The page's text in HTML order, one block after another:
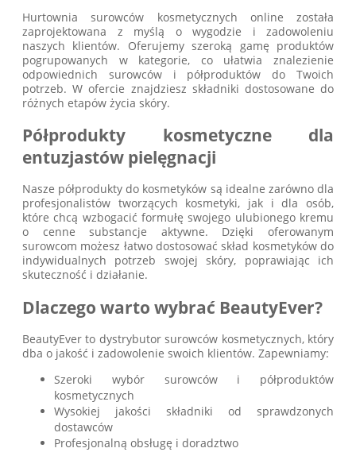
Hurtownia surowców kosmetycznych online została
zaprojektowana z myślą o wygodzie i zadowoleniu
naszych klientów. Oferujemy szeroką gamę produktów
pogrupowanych w kategorie, co ułatwia znalezienie
odpowiednich surowców i półproduktów do Twoich
potrzeb. W ofercie znajdziesz składniki dostosowane do
różnych etapów życia skóry.
Półprodukty kosmetyczne dla
entuzjastów pielęgnacji
Nasze półprodukty do kosmetyków są idealne zarówno dla
profesjonalistów tworzących kosmetyki, jak i dla osób,
które chcą wzbogacić formułę swojego ulubionego kremu
o cenne substancje aktywne. Dzięki oferowanym
surowcom możesz łatwo dostosować skład kosmetyków do
indywidualnych potrzeb swojej skóry, poprawiając ich
skuteczność i działanie.
Dlaczego warto wybrać BeautyEver?
BeautyEver to dystrybutor surowców kosmetycznych, który
dba o jakość i zadowolenie swoich klientów. Zapewniamy:
Szeroki wybór surowców i półproduktów
kosmetycznych
Wysokiej jakości składniki od sprawdzonych
dostawców
Profesjonalną obsługę i doradztwo